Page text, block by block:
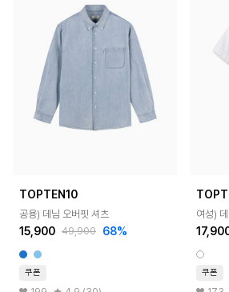
TOPTEN10
공용) 데님 오버핏 셔츠
15,900 49,900 68%
쿠폰
여성)
쿠폰